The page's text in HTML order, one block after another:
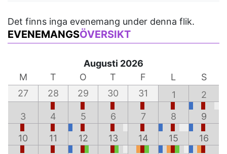
Det finns inga evenemang under denna flik.
EVENEMANGSÖVERSIKT
Augusti 2026
M
T O T F L
S
27
28 29 30 31 1 2
3 4 5 6 7 8 9
10 11 12 13 14 15 16